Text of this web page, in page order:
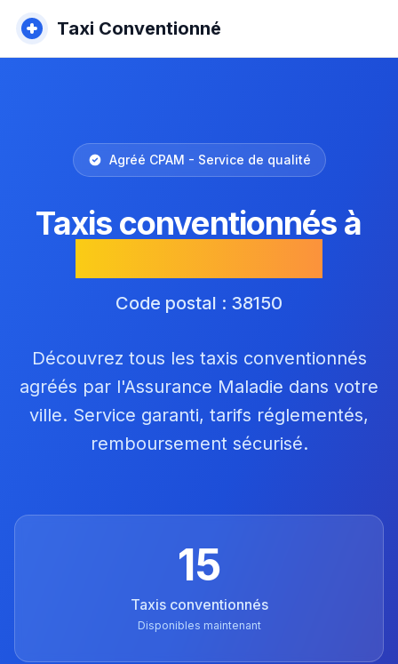
Taxi Conventionné
Agréé CPAM - Service de qualité
Taxis conventionnés à
Code postal : 38150
Découvrez tous les taxis conventionnés
agréés par l'Assurance Maladie dans votre
ville. Service garanti, tarifs réglementés,
remboursement sécurisé.
15
Taxis conventionnés
Disponibles maintenant